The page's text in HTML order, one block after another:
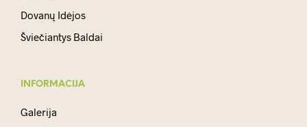
Dovanų Idėjos
Šviečiantys Baldai
INFORMACIJA
Galerija